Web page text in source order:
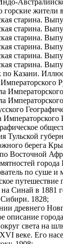
горские
старина.
старина.
старина.
старина.
старина.
старина.
Казани.
Тульской
берега
Восточной
города
по суше и
Синай в 1881
1828;
древнего
описание
света на
веке. Его